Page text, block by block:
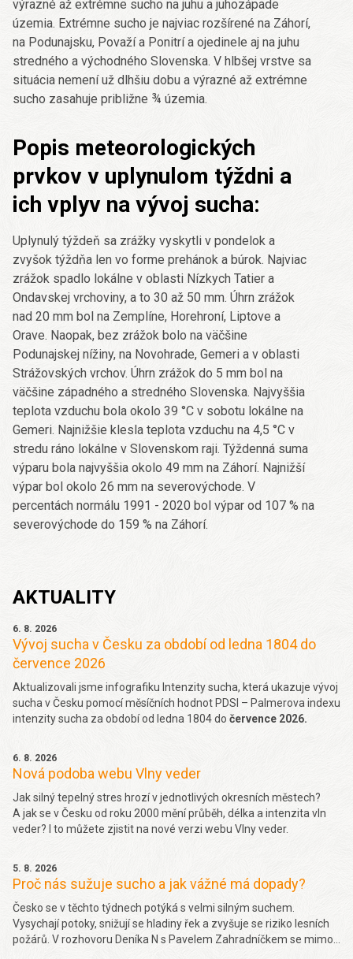
výrazné až extrémne sucho na juhu a juhozápade
územia. Extrémne sucho je najviac rozšírené na Záhorí,
na Podunajsku, Považí a Ponitrí a ojedinele aj na juhu
stredného a východného Slovenska. V hlbšej vrstve sa
situácia nemení už dlhšiu dobu a výrazné až extrémne
sucho zasahuje približne ¾ územia.
Popis meteorologických
prvkov v uplynulom týždni a
ich vplyv na vývoj sucha:
Uplynulý týždeň sa zrážky vyskytli v pondelok a
zvyšok týždňa len vo forme prehánok a búrok. Najviac
zrážok spadlo lokálne v oblasti Nízkych Tatier a
Ondavskej vrchoviny, a to 30 až 50 mm. Úhrn zrážok
nad 20 mm bol na Zemplíne, Horehroní, Liptove a
Orave. Naopak, bez zrážok bolo na väčšine
Podunajskej nížiny, na Novohrade, Gemeri a v oblasti
Strážovských vrchov. Úhrn zrážok do 5 mm bol na
väčšine západného a stredného Slovenska. Najvyššia
teplota vzduchu bola okolo 39 °C v sobotu lokálne na
Gemeri. Najnižšie klesla teplota vzduchu na 4,5 °C v
stredu ráno lokálne v Slovenskom raji. Týždenná suma
výparu bola najvyššia okolo 49 mm na Záhorí. Najnižší
výpar bol okolo 26 mm na severovýchode. V
percentách normálu 1991 - 2020 bol výpar od 107 % na
severovýchode do 159 % na Záhorí.
AKTUALITY
6. 8. 2026
Vývoj sucha v Česku za období od ledna 1804 do
července 2026
Aktualizovali jsme infografiku Intenzity sucha, která ukazuje vývoj
sucha v Česku pomocí měsíčních hodnot PDSI – Palmerova indexu
intenzity sucha za období od ledna 1804 do července 2026.
6. 8. 2026
Nová podoba webu Vlny veder
Jak silný tepelný stres hrozí v jednotlivých okresních městech?
A jak se v Česku od roku 2000 mění průběh, délka a intenzita vln
veder? I to můžete zjistit na nové verzi webu Vlny veder.
5. 8. 2026
Proč nás sužuje sucho a jak vážné má dopady?
Česko se v těchto týdnech potýká s velmi silným suchem.
Vysychají potoky, snižují se hladiny řek a zvyšuje se riziko lesních
požárů. V rozhovoru Deníka N s Pavelem Zahradníčkem se mimo